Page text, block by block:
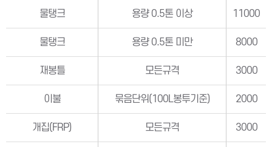
물탱크 용량 0.5톤 이상 11000
물탱크 용량 0.5톤 미만 8000
재봉틀 모든규격 3000
이불 묶음단위(100L봉투기준) 2000
개집(FRP) 모든규격 3000